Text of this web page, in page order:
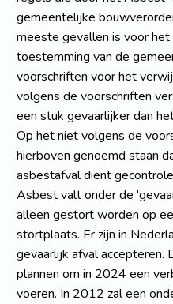
gemeentelijke
meeste gevallen is voor
toestemming van de
voorschriften voor het
volgens de voorschriften
een stuk gevaarlijker dan
Op het niet volgens de
hierboven genoemd staan
asbestafval dient
Asbest valt onder de
alleen gestort worden op
stortplaats. Er zijn in
gevaarlijk afval accepteren.
plannen om in 2024 een
voeren. In 2012 zal een